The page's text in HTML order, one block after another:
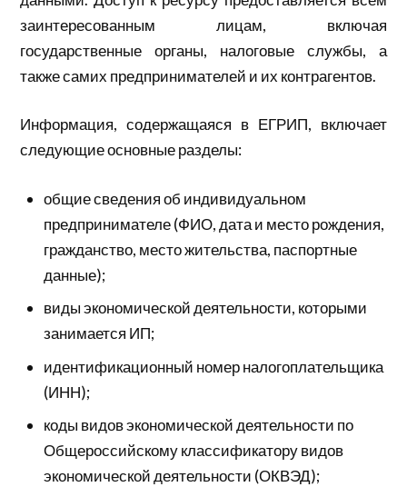
заинтересованным лицам, включая
государственные органы, налоговые службы, а
также самих предпринимателей и их контрагентов.
Информация, содержащаяся в ЕГРИП, включает
следующие основные разделы:
общие сведения об индивидуальном
предпринимателе (ФИО, дата и место рождения,
гражданство, место жительства, паспортные
данные);
виды экономической деятельности, которыми
занимается ИП;
идентификационный номер налогоплательщика
(ИНН);
коды видов экономической деятельности по
Общероссийскому классификатору видов
экономической деятельности (ОКВЭД);